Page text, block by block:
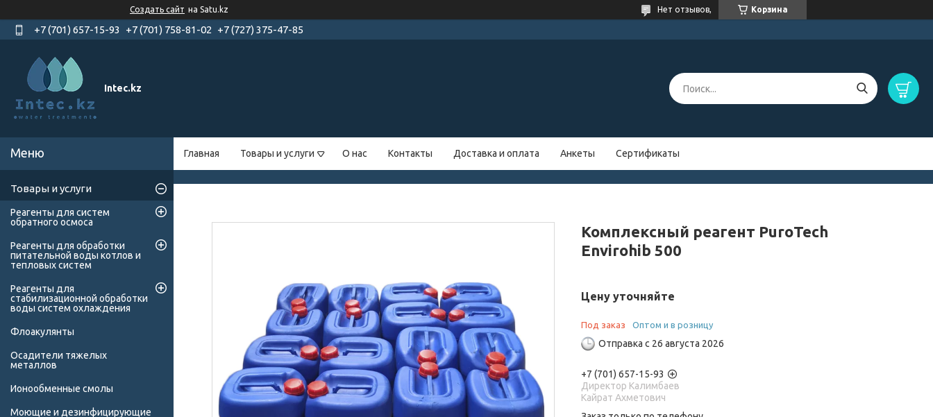
Создать сайт на Satu.kz Корзина
Нет отзывов,
+7 (701) 657-15-93 +7 (701) 758-81-02 +7 (727) 375-47-85
Intec.kz
Главная Товары и услуги О нас Контакты Доставка и оплата Анкеты Сертификаты
Комплексный реагент PuroTech
Envirohib 500
Цену уточняйте
Под заказ Оптом и в розницу
Отправка с 26 августа 2026
+7 (701) 657-15-93
Директор Калимбаев
Кайрат Ахметович
Товары и услуги
Реагенты для систем
обратного осмоса
Реагенты для обработки
питательной воды котлов и
тепловых систем
Реагенты для
стабилизационной обработки
воды систем охлаждения
Флоакулянты
Осадители тяжелых
металлов
Ионообменные смолы
Моющие и дезинфицирующие